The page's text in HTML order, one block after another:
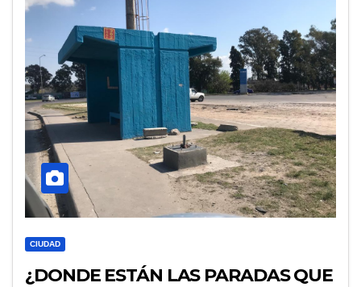
CIUDAD
¿DONDE ESTÁN LAS PARADAS QUE